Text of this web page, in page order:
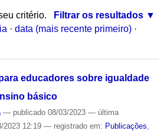
critério.
Filtrar os resultados
· data (mais recente primeiro) ·
educadores sobre igualdade
básico
— publicado08/03/2023 — última
2023 12:19 — registrado em: Publicações